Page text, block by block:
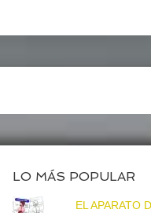
LO MÁS POPULAR
EL APARATO